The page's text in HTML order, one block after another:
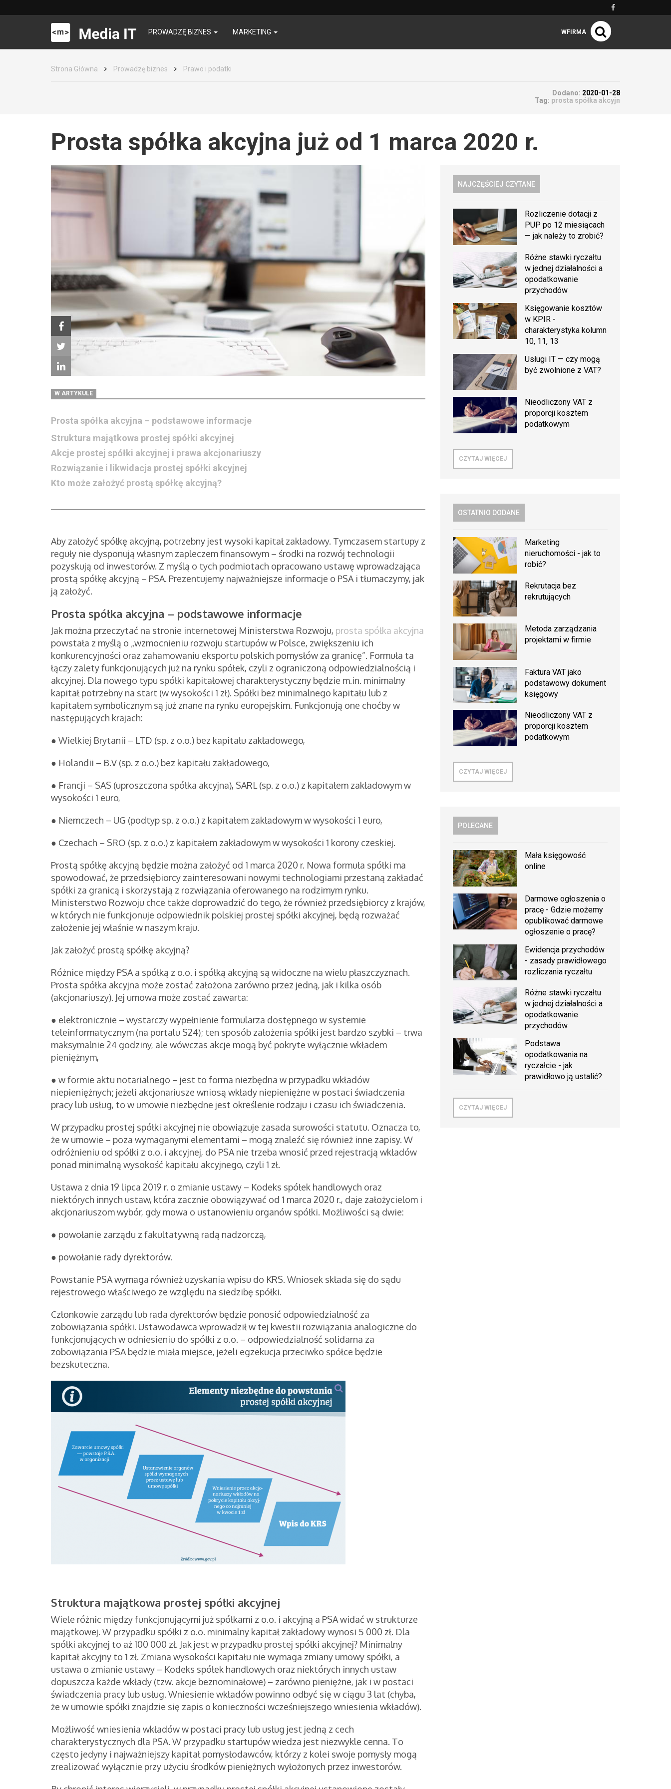
PROWADZĘ BIZNES MARKETING WFIRMA
Strona Główna Prowadzę biznes Prawo i podatki
Dodano: 2020-01-28
Tag: prosta spółka akcyjn
Prosta spółka akcyjna już od 1 marca 2020 r.
W ARTYKULE
Prosta spółka akcyjna – podstawowe informacje
Struktura majątkowa prostej spółki akcyjnej
Akcje prostej spółki akcyjnej i prawa akcjonariuszy
Rozwiązanie i likwidacja prostej spółki akcyjnej
Kto może założyć prostą spółkę akcyjną?
Aby założyć spółkę akcyjną, potrzebny jest wysoki kapitał zakładowy. Tymczasem startupy z
reguły nie dysponują własnym zapleczem finansowym – środki na rozwój technologii
pozyskują od inwestorów. Z myślą o tych podmiotach opracowano ustawę wprowadzająca
prostą spółkę akcyjną – PSA. Prezentujemy najważniejsze informacje o PSA i tłumaczymy, jak
ją założyć.
Prosta spółka akcyjna – podstawowe informacje
Jak można przeczytać na stronie internetowej Ministerstwa Rozwoju, prosta spółka akcyjna
powstała z myślą o „wzmocnieniu rozwoju startupów w Polsce, zwiększeniu ich
konkurencyjności oraz zahamowaniu eksportu polskich pomysłów za granicę”. Formuła ta
łączy zalety funkcjonujących już na rynku spółek, czyli z ograniczoną odpowiedzialnością i
akcyjnej. Dla nowego typu spółki kapitałowej charakterystyczny będzie m.in. minimalny
kapitał potrzebny na start (w wysokości 1 zł). Spółki bez minimalnego kapitału lub z
kapitałem symbolicznym są już znane na rynku europejskim. Funkcjonują one choćby w
następujących krajach:
● Wielkiej Brytanii – LTD (sp. z o.o.) bez kapitału zakładowego,
● Holandii – B.V (sp. z o.o.) bez kapitału zakładowego,
● Francji – SAS (uproszczona spółka akcyjna), SARL (sp. z o.o.) z kapitałem zakładowym w
wysokości 1 euro,
● Niemczech – UG (podtyp sp. z o.o.) z kapitałem zakładowym w wysokości 1 euro,
● Czechach – SRO (sp. z o.o.) z kapitałem zakładowym w wysokości 1 korony czeskiej.
Prostą spółkę akcyjną będzie można założyć od 1 marca 2020 r. Nowa formuła spółki ma
spowodować, że przedsiębiorcy zainteresowani nowymi technologiami przestaną zakładać
spółki za granicą i skorzystają z rozwiązania oferowanego na rodzimym rynku.
Ministerstwo Rozwoju chce także doprowadzić do tego, że również przedsiębiorcy z krajów,
w których nie funkcjonuje odpowiednik polskiej prostej spółki akcyjnej, będą rozważać
założenie jej właśnie w naszym kraju.
Jak założyć prostą spółkę akcyjną?
Różnice między PSA a spółką z o.o. i spółką akcyjną są widoczne na wielu płaszczyznach.
Prosta spółka akcyjna może zostać założona zarówno przez jedną, jak i kilka osób
(akcjonariuszy). Jej umowa może zostać zawarta:
● elektronicznie – wystarczy wypełnienie formularza dostępnego w systemie
teleinformatycznym (na portalu S24); ten sposób założenia spółki jest bardzo szybki – trwa
maksymalnie 24 godziny, ale wówczas akcje mogą być pokryte wyłącznie wkładem
pieniężnym,
● w formie aktu notarialnego – jest to forma niezbędna w przypadku wkładów
niepieniężnych; jeżeli akcjonariusze wniosą wkłady niepieniężne w postaci świadczenia
pracy lub usług, to w umowie niezbędne jest określenie rodzaju i czasu ich świadczenia.
W przypadku prostej spółki akcyjnej nie obowiązuje zasada surowości statutu. Oznacza to,
że w umowie – poza wymaganymi elementami – mogą znaleźć się również inne zapisy. W
odróżnieniu od spółki z o.o. i akcyjnej, do PSA nie trzeba wnosić przed rejestracją wkładów
ponad minimalną wysokość kapitału akcyjnego, czyli 1 zł.
Ustawa z dnia 19 lipca 2019 r. o zmianie ustawy – Kodeks spółek handlowych oraz
niektórych innych ustaw, która zacznie obowiązywać od 1 marca 2020 r., daje założycielom i
akcjonariuszom wybór, gdy mowa o ustanowieniu organów spółki. Możliwości są dwie:
● powołanie zarządu z fakultatywną radą nadzorczą,
● powołanie rady dyrektorów.
Powstanie PSA wymaga również uzyskania wpisu do KRS. Wniosek składa się do sądu
rejestrowego właściwego ze względu na siedzibę spółki.
Członkowie zarządu lub rada dyrektorów będzie ponosić odpowiedzialność za
zobowiązania spółki. Ustawodawca wprowadził w tej kwestii rozwiązania analogiczne do
funkcjonujących w odniesieniu do spółki z o.o. – odpowiedzialność solidarna za
zobowiązania PSA będzie miała miejsce, jeżeli egzekucja przeciwko spółce będzie
bezskuteczna.
Struktura majątkowa prostej spółki akcyjnej
Wiele różnic między funkcjonującymi już spółkami z o.o. i akcyjną a PSA widać w strukturze
majątkowej. W przypadku spółki z o.o. minimalny kapitał zakładowy wynosi 5 000 zł. Dla
spółki akcyjnej to aż 100 000 zł. Jak jest w przypadku prostej spółki akcyjnej? Minimalny
kapitał akcyjny to 1 zł. Zmiana wysokości kapitału nie wymaga zmiany umowy spółki, a
ustawa o zmianie ustawy – Kodeks spółek handlowych oraz niektórych innych ustaw
dopuszcza każde wkłady (tzw. akcje beznominałowe) – zarówno pieniężne, jak i w postaci
świadczenia pracy lub usług. Wniesienie wkładów powinno odbyć się w ciągu 3 lat (chyba,
że w umowie spółki znajdzie się zapis o konieczności wcześniejszego wniesienia wkładów).
Możliwość wniesienia wkładów w postaci pracy lub usług jest jedną z cech
charakterystycznych dla PSA. W przypadku startupów wiedza jest niezwykle cenna. To
często jedyny i najważniejszy kapitał pomysłodawców, którzy z kolei swoje pomysły mogą
zrealizować wyłącznie przy użyciu środków pieniężnych wyłożonych przez inwestorów.
NAJCZĘŚCIEJ CZYTANE
Rozliczenie dotacji z
PUP po 12 miesiącach
— jak należy to zrobić?
Różne stawki ryczałtu
w jednej działalności a
opodatkowanie
przychodów
Księgowanie kosztów
w KPIR -
charakterystyka kolumn
10, 11, 13
Usługi IT — czy mogą
być zwolnione z VAT?
Nieodliczony VAT z
proporcji kosztem
podatkowym
CZYTAJ WIĘCEJ
OSTATNIO DODANE
Marketing
nieruchomości - jak to
robić?
Rekrutacja bez
rekrutujących
Metoda zarządzania
projektami w firmie
Faktura VAT jako
podstawowy dokument
księgowy
Nieodliczony VAT z
proporcji kosztem
podatkowym
CZYTAJ WIĘCEJ
POLECANE
Mała księgowość
online
Darmowe ogłoszenia o
pracę - Gdzie możemy
opublikować darmowe
ogłoszenie o pracę?
Ewidencja przychodów
- zasady prawidłowego
rozliczania ryczałtu
Różne stawki ryczałtu
w jednej działalności a
opodatkowanie
przychodów
Podstawa
opodatkowania na
ryczałcie - jak
prawidłowo ją ustalić?
CZYTAJ WIĘCEJ